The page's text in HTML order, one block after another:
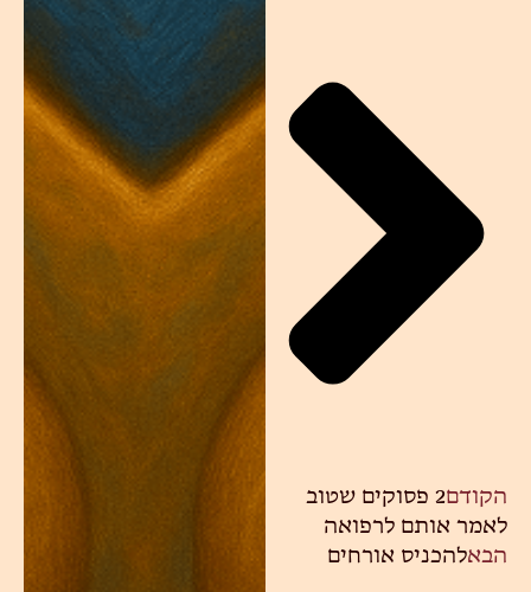
הקודם 2 פסוקים שטוב
לאמר אותם לרפואה
הבאלהכניס אורחים